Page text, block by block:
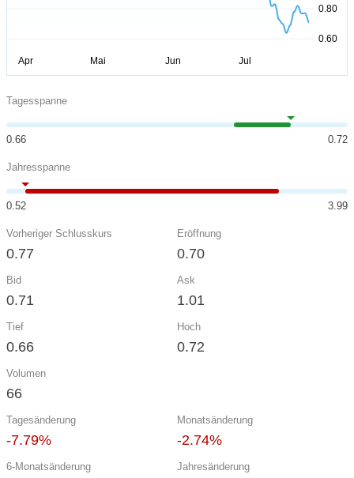
Tagesspanne
0.66 0.72
Jahresspanne
0.52 3.99
Vorheriger Schlusskurs
0.77
Eröffnung
0.70
Bid
0.71
Ask
1.01
Tief
0.66
Hoch
0.72
Volumen
66
Tagesänderung
-7.79%
Monatsänderung
-2.74%
6-Monatsänderung Jahresänderung